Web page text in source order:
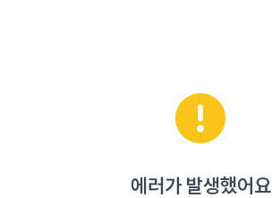
에러가 발생했어요